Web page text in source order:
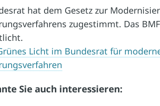
hat dem Gesetz zur
zugestimmt. Das
Licht im Bundesrat für
Sie auch interessieren: